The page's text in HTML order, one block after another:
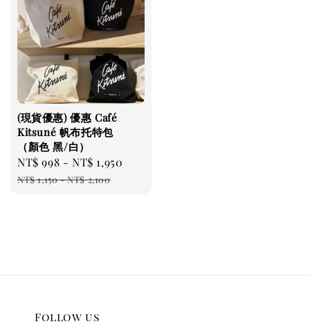
(現貨優惠) 優惠 Café
Kitsuné 帆布托特包
（顏色 黑/白）
Sale
price
NT$ 998 -NT$ 1,950
NT$ 1,150-NT$ 2,100
Follow us